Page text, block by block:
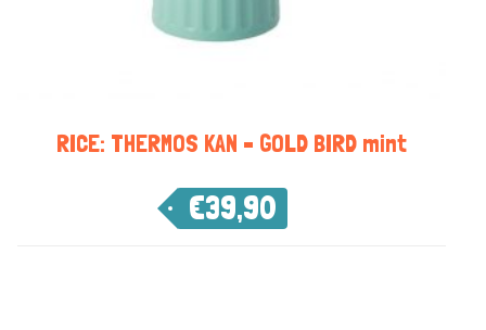
RICE: THERMOS KAN – GOLD BIRD mint
€39,90